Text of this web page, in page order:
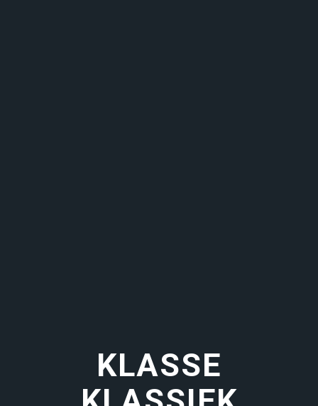
KLASSE